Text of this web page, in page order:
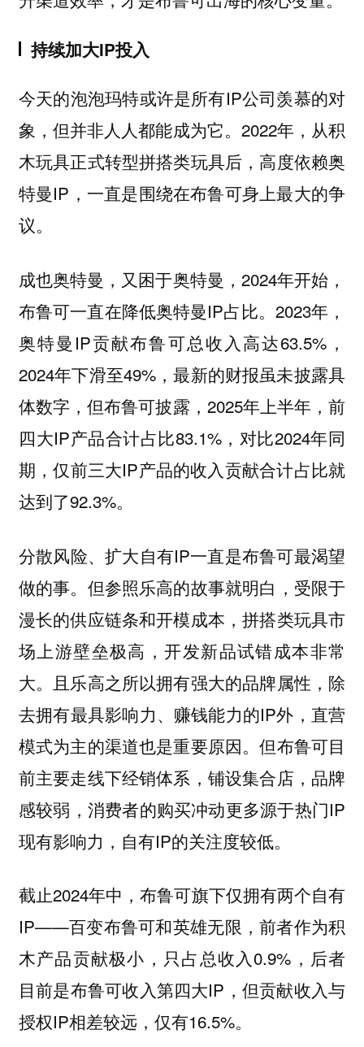
持续加大IP投入
今天的泡泡玛特或许是所有IP公司羡慕的对
象，但并非人人都能成为它。2022年，从积
木玩具正式转型拼搭类玩具后，高度依赖奥
特曼IP，一直是围绕在布鲁可身上最大的争
议。
成也奥特曼，又困于奥特曼，2024年开始，
布鲁可一直在降低奥特曼IP占比。2023年，
奥特曼IP贡献布鲁可总收入高达63.5%，
2024年下滑至49%，最新的财报虽未披露具
体数字，但布鲁可披露，2025年上半年，前
四大IP产品合计占比83.1%，对比2024年同
期，仅前三大IP产品的收入贡献合计占比就
达到了92.3%。
分散风险、扩大自有IP一直是布鲁可最渴望
做的事。但参照乐高的故事就明白，受限于
漫长的供应链条和开模成本，拼搭类玩具市
场上游壁垒极高，开发新品试错成本非常
大。且乐高之所以拥有强大的品牌属性，除
去拥有最具影响力、赚钱能力的IP外，直营
模式为主的渠道也是重要原因。但布鲁可目
前主要走线下经销体系，铺设集合店，品牌
感较弱，消费者的购买冲动更多源于热门IP
现有影响力，自有IP的关注度较低。
截止2024年中，布鲁可旗下仅拥有两个自有
IP——百变布鲁可和英雄无限，前者作为积
木产品贡献极小，只占总收入0.9%，后者
目前是布鲁可收入第四大IP，但贡献收入与
授权IP相差较远，仅有16.5%。